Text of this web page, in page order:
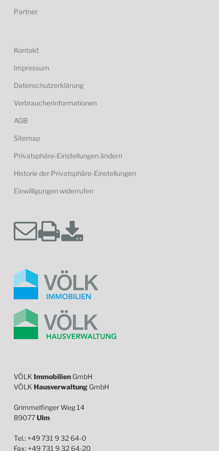
Partner
Kontakt
Impressum
Datenschutzerklärung
Verbraucherinformationen
AGB
Sitemap
Privatsphäre-Einstellungen ändern
Historie der Privatsphäre-Einstellungen
Einwilligungen widerrufen
VÖLK Immobilien GmbH
VÖLK Hausverwaltung GmbH
Grimmelfinger Weg 14
89077Ulm
Tel.: +49 731 9 32 64-0
Fax: +49 731 9 32 64-20